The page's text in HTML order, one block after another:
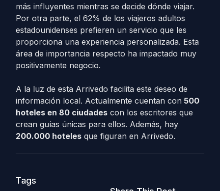
más influyentes mientras se decide dónde viajar.
Por otra parte, el 62% de los viajeros adultos
estadounidenses prefieren un servicio que les
proporciona una experiencia personalizada. Esta
área de importancia respecto ha impactado muy
positivamente negocio.
A la luz de esta Arrivedo facilita este deseo de
información local. Actualmente cuentan con 500
hoteles en 80 ciudades con los escritores que
crean guías únicas para ellos. Además, hay
200.000 hoteles que figuran en Arrivedo.
Tags